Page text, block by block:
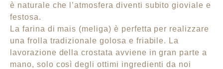
è naturale che l’atmosfera diventi subito gioviale e
festosa.
La farina di mais (meliga) è perfetta per realizzare
una frolla tradizionale golosa e friabile. La
lavorazione della crostata avviene in gran parte a
mano, solo così degli ottimi ingredienti da noi